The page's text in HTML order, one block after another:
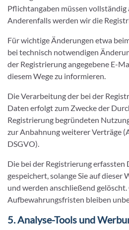
Pflichtangaben müssen vollständig
Anderenfalls werden wir die
Für wichtige Änderungen etwa
bei technisch notwendigen
der Registrierung angegebene E-
diesem Wege zu informieren.
Die Verarbeitung der bei der
Daten erfolgt zum Zwecke der
Registrierung begründeten
zur Anbahnung weiterer Verträge
DSGVO).
Die bei der Registrierung erfassten
gespeichert, solange Sie auf dieser
und werden anschließend gelöscht.
Aufbewahrungsfristen bleiben
5. Analyse-Tools und